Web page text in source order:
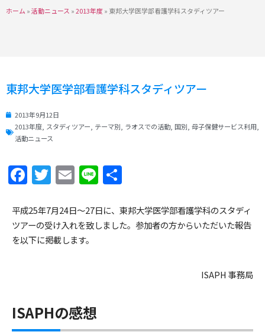
ホーム »活動ニュース »2013年度» 東邦大学医学部看護学科スタディツアー
東邦大学医学部看護学科スタディツアー
2013年9月12日
2013年度 スタディツアー テーマ別 ラオスでの活動 国別 母子保健サービス利用
活動ニュース
Facebook
Twitter
Email
Line
平成25年7月24日～27日に、東邦大学医学部看護学科のスタディ
ツアーの受け入れを致しました。参加者の方からいただいた報告
を以下に掲載します。
ISAPH 事務局
ISAPHの感想